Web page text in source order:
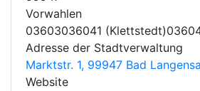
Vorwahlen
03603036041
Adresse der Stadtverwaltung
Marktstr. 1, 99947 Bad
Website